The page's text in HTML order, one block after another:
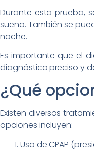
Durante esta prueba,
sueño. También se
noche.
Es importante que el
diagnóstico preciso y
¿Qué
Existen diversos
opciones incluyen:
Uso de CPAP